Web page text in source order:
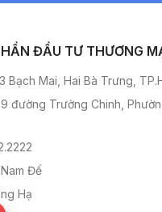
ĐẦU TƯ THƯƠNG
Bạch Mai, Hai Bà Trưng,
đường Trường Chinh,
Đế
Hạ